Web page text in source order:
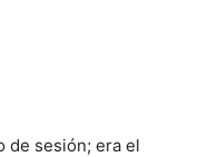
de sesión; era el